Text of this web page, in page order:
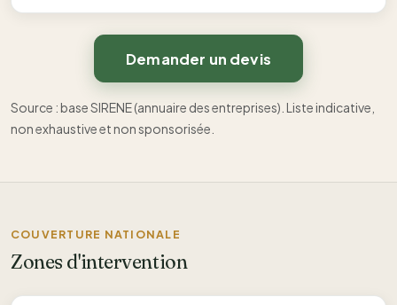
Demander un devis
Source : base SIRENE (annuaire des entreprises). Liste indicative,
non exhaustive et non sponsorisée.
COUVERTURE NATIONALE
Zones d'intervention